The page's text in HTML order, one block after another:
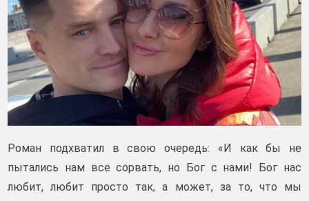
Роман подхватил в свою очередь: «И как бы не
пытались нам все сорвать, но Бог с нами! Бог нас
любит, любит просто так, а может, за то, что мы